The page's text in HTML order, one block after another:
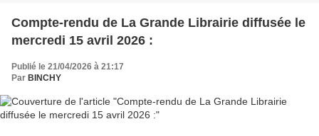
Compte-rendu de La Grande Librairie diffusée le
mercredi 15 avril 2026 :
Publié le 21/04/2026 à 21:17
Par BINCHY